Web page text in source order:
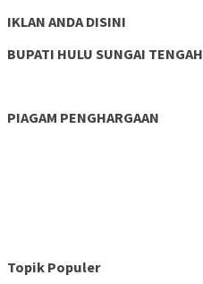
IKLAN ANDA DISINI
BUPATI HULU SUNGAI TENGAH
PIAGAM PENGHARGAAN
Topik Populer